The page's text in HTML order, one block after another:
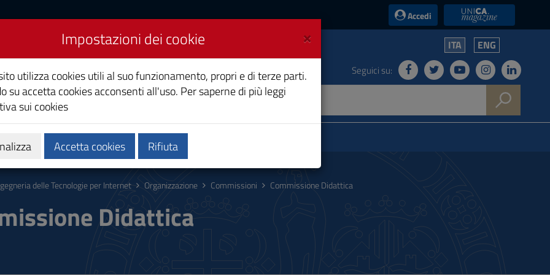
Accedi UniCA News
per Internet
ITA ENG
Seguici su:
Calendari e orari Qualità e miglioramento
delle Tecnologie per Internet Organizzazione Commissioni Commissione Didattica
Didattica
×
Impostazioni dei cookie
utilizza cookies utili al suo funzionamento, propri e di terze parti.
su accetta cookies acconsenti all'uso. Per saperne di più leggi
sui cookies
Accetta cookies Rifiuta